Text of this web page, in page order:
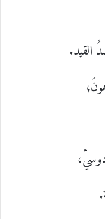
القيد.